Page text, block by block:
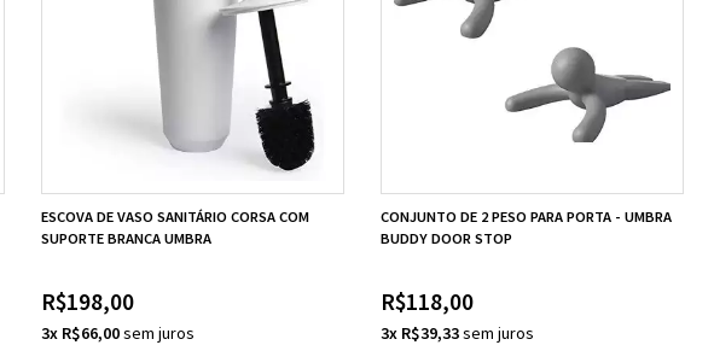
ESCOVA DE VASO SANITÁRIO CORSA COM
SUPORTE BRANCA UMBRA
R$198,00
3x R$66,00
CONJUNTO DE 2 PESO PARA PORTA - UMBRA
BUDDY DOOR STOP
R$118,00
3x R$39,33